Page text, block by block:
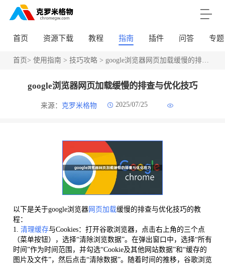
首页 资源下载 教程 指南 插件 问答 专题
首页> 使用指南 > 技巧攻略> google浏览器网页加载缓慢的排查与优化技巧
google浏览器网页加载缓慢的排查与优化技巧
来源： 克罗米格物 2025/07/25
以下是关于google浏览器网页加载缓慢的排查与优化技巧的教
程：
1. 清理缓存与Cookies：打开谷歌浏览器，点击右上角的三个点
（菜单按钮），选择“清除浏览数据”。在弹出窗口中，选择“所有
时间”作为时间范围，并勾选“Cookie及其他网站数据”和“缓存的
图片及文件”，然后点击“清除数据”。随着时间的推移，谷歌浏览